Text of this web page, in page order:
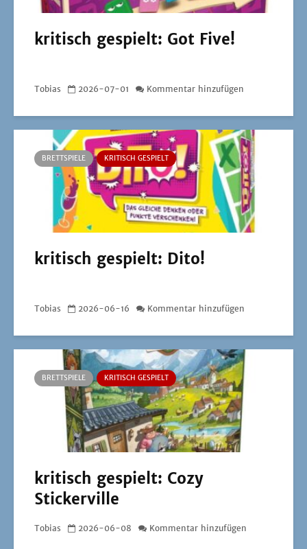
kritisch gespielt: Got Five!
Tobias 2026-07-01 Kommentar hinzufügen
BRETTSPIELE KRITISCH GESPIELT
kritisch gespielt: Dito!
Tobias 2026-06-16 Kommentar hinzufügen
BRETTSPIELE KRITISCH GESPIELT
kritisch gespielt: Cozy
Stickerville
Tobias 2026-06-08 Kommentar hinzufügen